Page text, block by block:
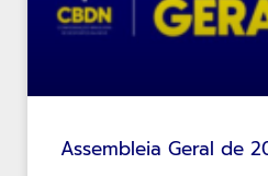
Assembleia Geral de